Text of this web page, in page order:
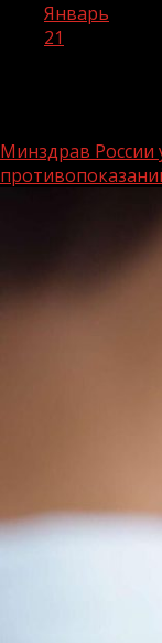
Январь
21
Минздрав России